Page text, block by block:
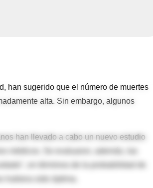
han sugerido que el número de muertes
alta. Sin embargo, algunos
han llevado a cabo un nuevo estudio
hubiera sido óptima.